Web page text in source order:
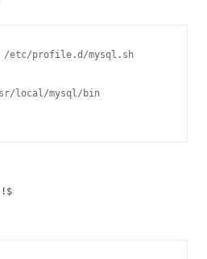
/etc/profile.d/mysql.sh
local/mysql/bin
!$